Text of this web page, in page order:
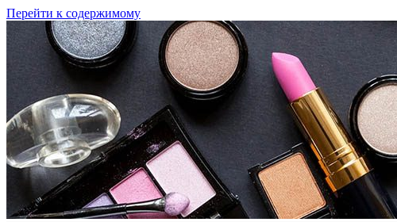
Перейти к содержимому